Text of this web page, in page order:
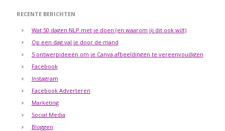
RECENTE BERICHTEN
Wat 50 dagen NLP met je doen (en waarom jij dit ook wilt)
Op een dag val je door de mand
5 ontwerpideeën om je Canva afbeeldingen te vereenvoudigen
Facebook
Instagram
Facebook Adverteren
Marketing
Social Media
Bloggen